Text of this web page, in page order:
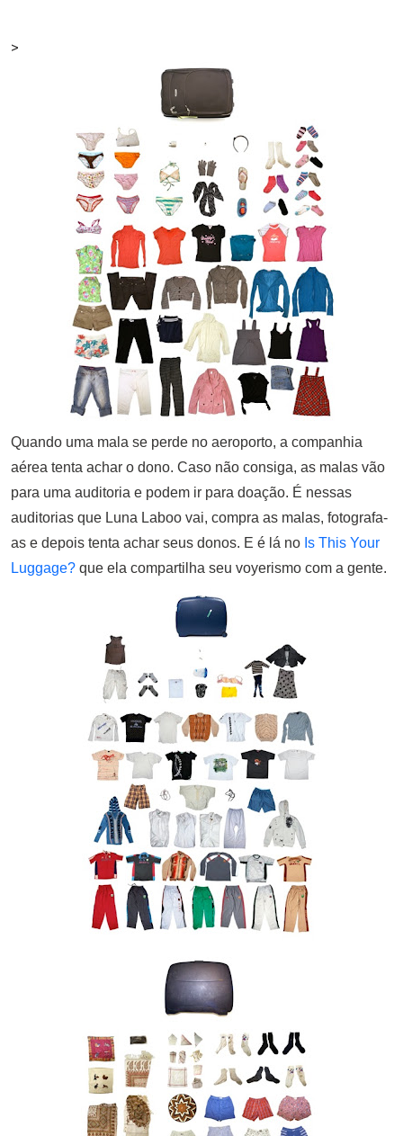
>
Quando uma mala se perde no aeroporto, a companhia
aérea tenta achar o dono. Caso não consiga, as malas vão
para uma auditoria e podem ir para doação. É nessas
auditorias que Luna Laboo vai, compra as malas, fotografa-
as e depois tenta achar seus donos. E é lá no Is This Your
Luggage? que ela compartilha seu voyerismo com a gente.